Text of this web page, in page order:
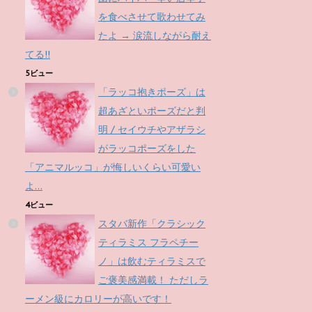
を食べさせて歌わせてみ
たよ → 涙流しながら耐え
てる!!
5ビュー
「ラッコ抱きポーズ」は
超あざといポーズだと判
明 / セイウチやアザラシ
がラッコポーズをした
「アニマルッコ」が悔しいくらい可愛い
よ…
4ビュー
スタバ新作「クラシック
ティラミス フラペチー
ノ」は飲むティラミスで
ご褒美感満載！ ただしラ
ーメン級にカロリーが高いです！